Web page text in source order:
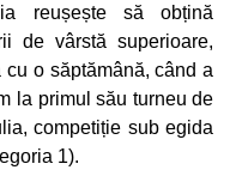
reușește să obțină
de vârstă superioare,
o săptămână, când a
la primul său turneu de
competiție sub egida
1).